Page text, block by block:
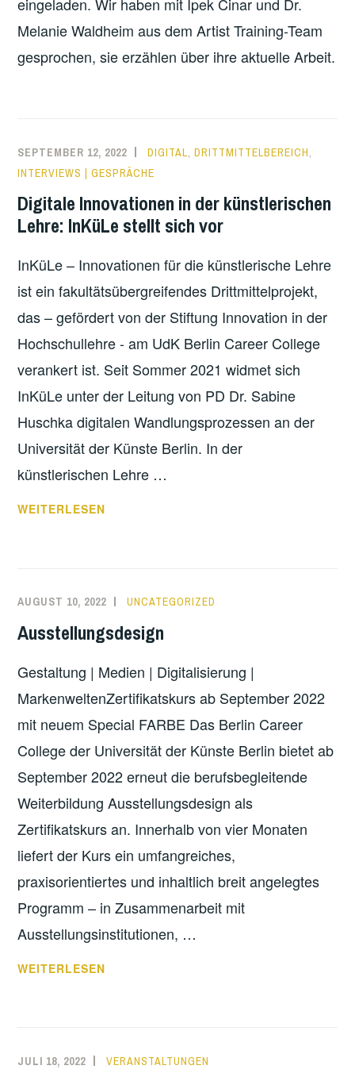
Melanie Waldheim aus dem Artist Training-Team
gesprochen, sie erzählen über ihre aktuelle Arbeit.
SEPTEMBER 12, 2022 DIGITAL,DRITTMITTELBEREICH,
INTERVIEWS | GESPRÄCHE
Digitale Innovationen in der künstlerischen
Lehre: InKüLe stellt sich vor
InKüLe – Innovationen für die künstlerische Lehre
ist ein fakultätsübergreifendes Drittmittelprojekt,
das – gefördert von der Stiftung Innovation in der
Hochschullehre - am UdK Berlin Career College
verankert ist. Seit Sommer 2021 widmet sich
InKüLe unter der Leitung von PD Dr. Sabine
Huschka digitalen Wandlungsprozessen an der
Universität der Künste Berlin. In der
künstlerischen Lehre …
DIGITALE
INKÜLE
SICH
VOR
WEITERLESEN
AUGUST 10, 2022 UNCATEGORIZED
Ausstellungsdesign
Gestaltung | Medien | Digitalisierung |
MarkenweltenZertifikatskurs ab September 2022
mit neuem Special FARBE Das Berlin Career
College der Universität der Künste Berlin bietet ab
September 2022 erneut die berufsbegleitende
Weiterbildung Ausstellungsdesign als
Zertifikatskurs an. Innerhalb von vier Monaten
liefert der Kurs ein umfangreiches,
praxisorientiertes und inhaltlich breit angelegtes
Programm – in Zusammenarbeit mit
Ausstellungsinstitutionen, …
AUSSTELLUNGSDESIGN
WEITERLESEN
JULI 18, 2022 VERANSTALTUNGEN